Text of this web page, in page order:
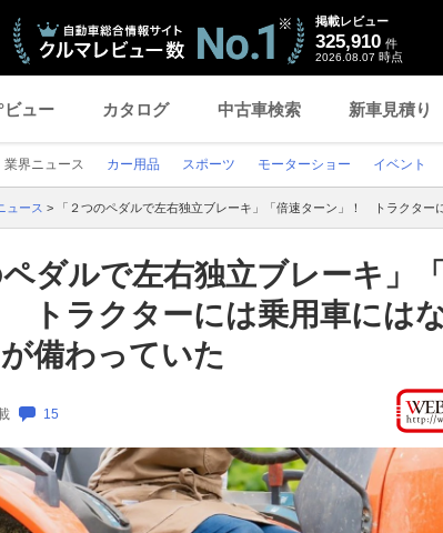
掲載レビュー
325,910 件
2026.08.07 時点
ビュー カタログ 中古車検索 新車見積り
業界ニュース カー用品 スポーツ モーターショー イベント
ュース > 「２つのペダルで左右独立ブレーキ」「倍速ターン」！ トラクター
ペダルで左右独立ブレーキ」
トラクターには乗用車には
備わっていた
15